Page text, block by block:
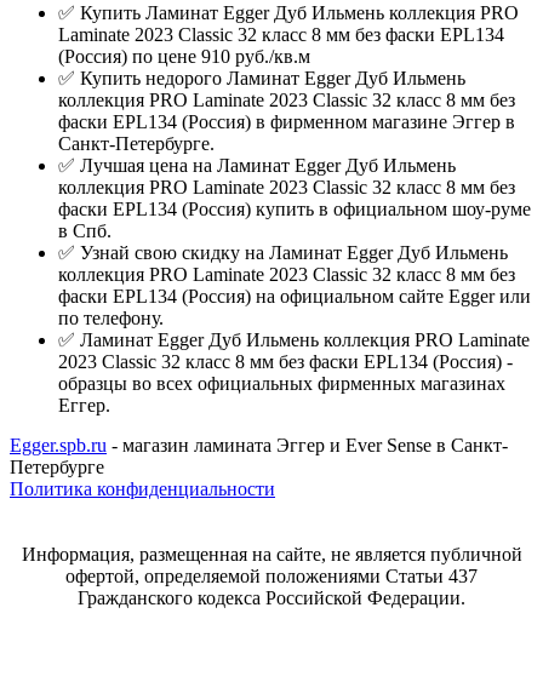
✅ Купить Ламинат Egger Дуб Ильмень коллекция PRO
Laminate 2023 Classic 32 класс 8 мм без фаски EPL134
(Россия) по цене 910 руб./кв.м
✅ Купить недорого Ламинат Egger Дуб Ильмень
коллекция PRO Laminate 2023 Classic 32 класс 8 мм без
фаски EPL134 (Россия) в фирменном магазине Эггер в
Санкт-Петербурге.
✅ Лучшая цена на Ламинат Egger Дуб Ильмень
коллекция PRO Laminate 2023 Classic 32 класс 8 мм без
фаски EPL134 (Россия) купить в официальном шоу-руме
в Спб.
✅ Узнай свою скидку на Ламинат Egger Дуб Ильмень
коллекция PRO Laminate 2023 Classic 32 класс 8 мм без
фаски EPL134 (Россия) на официальном сайте Egger или
по телефону.
✅ Ламинат Egger Дуб Ильмень коллекция PRO Laminate
2023 Classic 32 класс 8 мм без фаски EPL134 (Россия) -
образцы во всех официальных фирменных магазинах
Еггер.
Egger.spb.ru - магазин ламината Эггер и Ever Sense в Санкт-
Петербурге
Политика конфиденциальности
Информация, размещенная на сайте, не является публичной
офертой, определяемой положениями Статьи 437
Гражданского кодекса Российской Федерации.